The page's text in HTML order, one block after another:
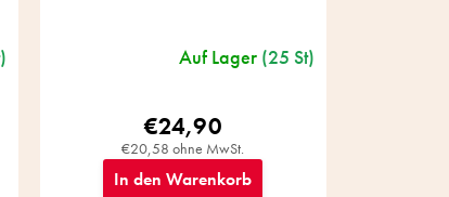
Auf Lager (25 St)
€20,58 ohne MwSt.
€24,90
In den Warenkorb